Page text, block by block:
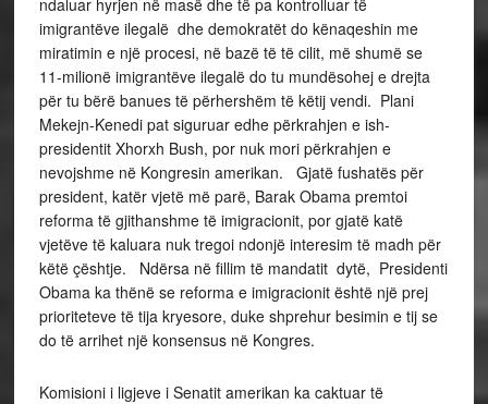
ndaluar hyrjen në masë dhe të pa kontrolluar të
imigrantëve ilegalë dhe demokratët do kënaqeshin me
miratimin e një procesi, në bazë të të cilit, më shumë se
11-milionë imigrantëve ilegalë do tu mundësohej e drejta
për tu bërë banues të përhershëm të këtij vendi. Plani
Mekejn-Kenedi pat siguruar edhe përkrahjen e ish-
presidentit Xhorxh Bush, por nuk mori përkrahjen e
nevojshme në Kongresin amerikan. Gjatë fushatës për
president, katër vjetë më parë, Barak Obama premtoi
reforma të gjithanshme të imigracionit, por gjatë katë
vjetëve të kaluara nuk tregoi ndonjë interesim të madh për
këtë çështje. Ndërsa në fillim të mandatit dytë, Presidenti
Obama ka thënë se reforma e imigracionit është një prej
prioriteteve të tija kryesore, duke shprehur besimin e tij se
do të arrihet një konsensus në Kongres.
Komisioni i ligjeve i Senatit amerikan ka caktuar të